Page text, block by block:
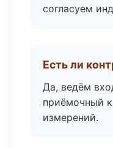
согласуем
Есть ли
Да, ведём
приёмочный
измерений.